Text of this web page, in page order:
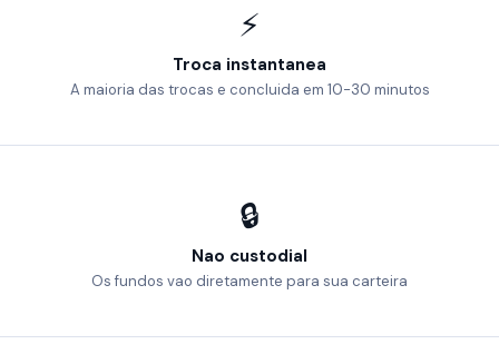
⚡
Troca instantanea
A maioria das trocas e concluida em 10-30 minutos
🔒
Nao custodial
Os fundos vao diretamente para sua carteira